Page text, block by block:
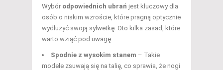
Wybór odpowiednich ubrań jest kluczowy dla
osób o niskim wzroście, które pragną optycznie
wydłużyć swoją sylwetkę. Oto kilka zasad, które
warto wziąć pod uwagę:
Spodnie z wysokim stanem – Takie
modele zsuwają się na talię, co sprawia, że nogi